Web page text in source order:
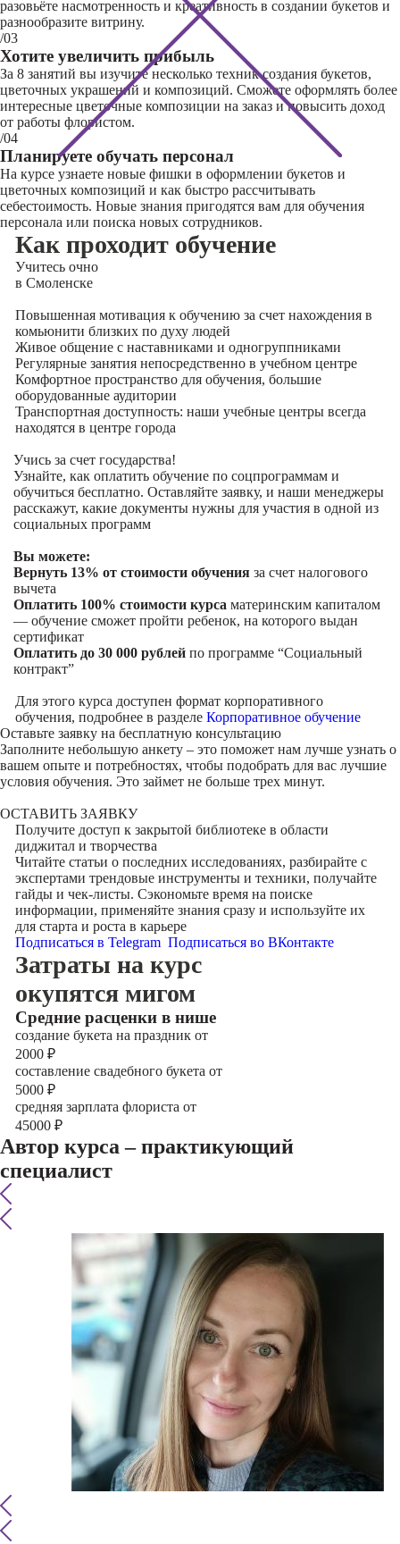
разовьёте насмотренность и креативность в создании букетов и
разнообразите витрину.
/03
Хотите увеличить прибыль
За 8 занятий вы изучите несколько техник создания букетов,
цветочных украшений и композиций. Сможете оформлять более
интересные цветочные композиции на заказ и повысить доход
от работы флористом.
/04
Планируете обучать персонал
На курсе узнаете новые фишки в оформлении букетов и
цветочных композиций и как быстро рассчитывать
себестоимость. Новые знания пригодятся вам для обучения
персонала или поиска новых сотрудников.
Как проходит обучение
Учитесь очно
в Смоленске
Повышенная мотивация к обучению за счет нахождения в
комьюнити близких по духу людей
Живое общение с наставниками и одногруппниками
Регулярные занятия непосредственно в учебном центре
Комфортное пространство для обучения, большие
оборудованные аудитории
Транспортная доступность: наши учебные центры всегда
находятся в центре города
Учись за счет государства!
Узнайте, как оплатить обучение по соцпрограммам и
обучиться бесплатно. Оставляйте заявку, и наши менеджеры
расскажут, какие документы нужны для участия в одной из
социальных программ
Вы можете:
Вернуть 13% от стоимости обучения за счет налогового
вычета
Оплатить 100% стоимости курса материнским капиталом
— обучение сможет пройти ребенок, на которого выдан
сертификат
Оплатить до 30 000 рублей по программе “Социальный
контракт”
Для этого курса доступен формат корпоративного
обучения, подробнее в разделе Корпоративное обучение
Оставьте заявку на бесплатную консультацию
Заполните небольшую анкету – это поможет нам лучше узнать о
вашем опыте и потребностях, чтобы подобрать для вас лучшие
условия обучения. Это займет не больше трех минут.
ОСТАВИТЬ ЗАЯВКУ
Получите доступ к закрытой библиотекев области
диджитал и творчества
Читайте статьи о последних исследованиях, разбирайте с
экспертами трендовые инструменты и техники, получайте
гайды и чек-листы. Сэкономьте время на поиске
информации, применяйте знания сразу и используйте их
для старта и роста в карьере
Подписаться в Telegram Подписаться во ВКонтакте
Затраты на курс
окупятся мигом
Cредние расценки в нише
создание букета на праздник от
2000 ₽
составление свадебного букета от
5000 ₽
средняя зарплата флориста от
45000 ₽
Автор курса – практикующий
специалист